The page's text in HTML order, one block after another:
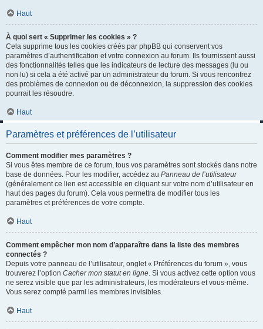
Haut
À quoi sert « Supprimer les cookies » ?
Cela supprime tous les cookies créés par phpBB qui conservent vos
paramètres d’authentification et votre connexion au forum. Ils fournissent aussi
des fonctionnalités telles que les indicateurs de lecture des messages (lu ou
non lu) si cela a été activé par un administrateur du forum. Si vous rencontrez
des problèmes de connexion ou de déconnexion, la suppression des cookies
pourrait les résoudre.
Haut
Paramètres et préférences de l’utilisateur
Comment modifier mes paramètres ?
Si vous êtes membre de ce forum, tous vos paramètres sont stockés dans notre
base de données. Pour les modifier, accédez au Panneau de l’utilisateur
(généralement ce lien est accessible en cliquant sur votre nom d’utilisateur en
haut des pages du forum). Cela vous permettra de modifier tous les
paramètres et préférences de votre compte.
Haut
Comment empêcher mon nom d’apparaître dans la liste des membres
connectés ?
Depuis votre panneau de l’utilisateur, onglet « Préférences du forum », vous
trouverez l’option Cacher mon statut en ligne . Si vous activez cette option vous
ne serez visible que par les administrateurs, les modérateurs et vous-même.
Vous serez compté parmi les membres invisibles.
Haut